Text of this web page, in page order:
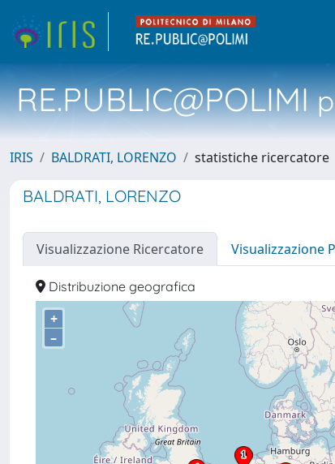
RE.PUBLIC@POLIMI
IRIS BALDRATI, LORENZO statistiche ricercatore
BALDRATI, LORENZO
Visualizzazione Ricercatore Visualizzazione
Distribuzione geografica
+
–